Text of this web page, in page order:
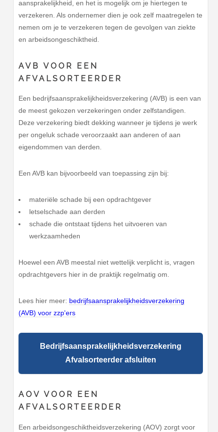
aansprakelijkheid, en het is mogelijk om je hiertegen te
verzekeren. Als ondernemer dien je ook zelf maatregelen te
nemen om je te verzekeren tegen de gevolgen van ziekte
en arbeidsongeschiktheid.
AVB VOOR EEN
AFVALSORTEERDER
Een bedrijfsaansprakelijkheidsverzekering (AVB) is een van
de meest gekozen verzekeringen onder zelfstandigen.
Deze verzekering biedt dekking wanneer je tijdens je werk
per ongeluk schade veroorzaakt aan anderen of aan
eigendommen van derden.
Een AVB kan bijvoorbeeld van toepassing zijn bij:
materiële schade bij een opdrachtgever
letselschade aan derden
schade die ontstaat tijdens het uitvoeren van
werkzaamheden
Hoewel een AVB meestal niet wettelijk verplicht is, vragen
opdrachtgevers hier in de praktijk regelmatig om.
Lees hier meer: bedrijfsaansprakelijkheidsverzekering
(AVB) voor zzp'ers
Bedrijfsaansprakelijkheidsverzekering
Afvalsorteerder afsluiten
AOV VOOR EEN
AFVALSORTEERDER
Een arbeidsongeschiktheidsverzekering (AOV) zorgt voor